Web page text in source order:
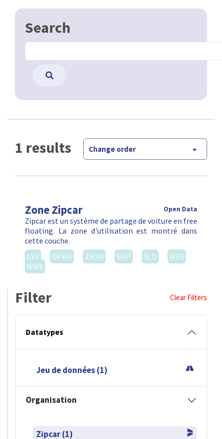
Search
1 results Change order
Zone Zipcar Open Data
Zipcar est un système de partage de voiture en free
floating. La zone d'utilisation est montré dans
cette couche.
CSV
GPKG JSON SHP SLD
WFS
WMS
Filter Clear Filters
Datatypes
Jeu de données (1)
Organisation
Zipcar (1)